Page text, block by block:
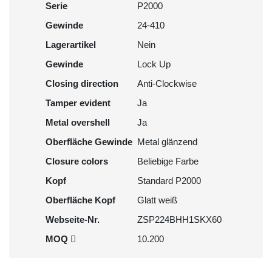
Serie
P2000
Gewinde
24-410
Lagerartikel
Nein
Gewinde
Lock Up
Closing direction
Anti-Clockwise
Tamper evident
Ja
Metal overshell
Ja
Oberfläche Gewinde Metal glänzend
Closure colors
Beliebige Farbe
Kopf
Standard P2000
Oberfläche Kopf
Glatt weiß
Webseite-Nr.
ZSP224BHH1SKX60
MOQ
10.200